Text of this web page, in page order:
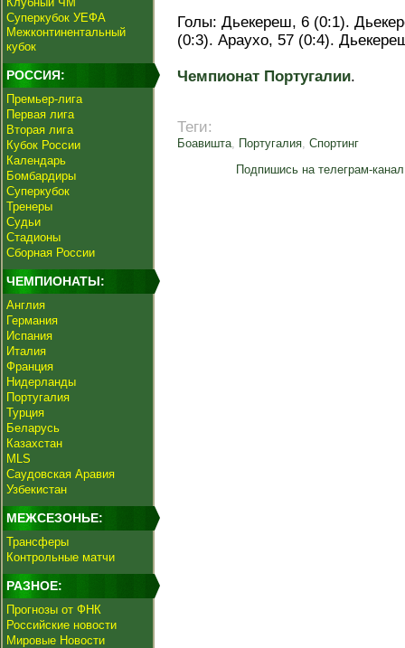
Суперкубок УЕФА
Межконтинентальный
кубок
РОССИЯ:
Премьер-лига
Первая лига
Вторая лига
Кубок России
Календарь
Бомбардиры
Суперкубок
Тренеры
Судьи
Стадионы
Сборная России
ЧЕМПИОНАТЫ:
Англия
Германия
Испания
Италия
Франция
Нидерланды
Португалия
Турция
Беларусь
Казахстан
MLS
Саудовская Аравия
Узбекистан
МЕЖСЕЗОНЬЕ:
Трансферы
Контрольные матчи
РАЗНОЕ:
Прогнозы от ФНК
Российские новости
Мировые Новости
Голы: Дьекереш, 6 (0:1).
(0:3). Араухо, 57 (0:4).
Чемпионат Португалии.
Теги:
Боавишта, Португалия, Спортинг
Подпишись на телеграм-